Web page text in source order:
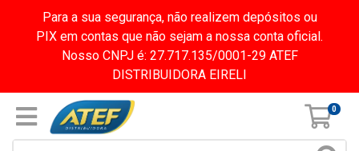
Para a sua segurança, não realizem depósitos ou
PIX em contas que não sejam a nossa conta oficial.
Nosso CNPJ é: 27.717.135/0001-29 ATEF
DISTRIBUIDORA EIRELI
0